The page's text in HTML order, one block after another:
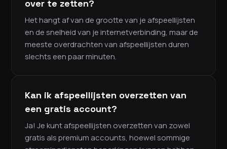
over te zetten?
Het hangt af van de grootte van je afspeellijsten
en de snelheid van je internetverbinding, maar de
meeste overdrachten van afspeellijsten duren
slechts een paar minuten.
Kan ik afspeellijsten overzetten van
een gratis account?
Ja! Je kunt afspeellijsten overzetten van zowel
gratis als premium accounts, hoewel sommige